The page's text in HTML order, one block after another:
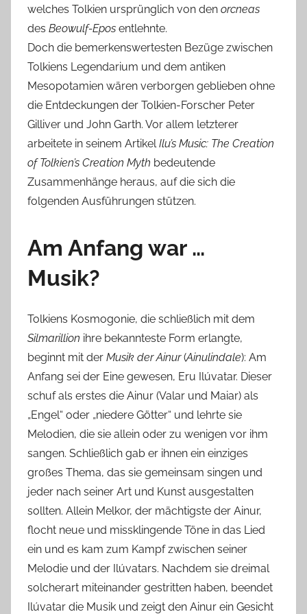
welches Tolkien ursprünglich von den orcneas
des Beowulf-Epos entlehnte.
Doch die bemerkenswertesten Bezüge zwischen
Tolkiens Legendarium und dem antiken
Mesopotamien wären verborgen geblieben ohne
die Entdeckungen der Tolkien-Forscher Peter
Gilliver und John Garth. Vor allem letzterer
arbeitete in seinem Artikel Ilu’s Music: The Creation
of Tolkien’s Creation Myth bedeutende
Zusammenhänge heraus, auf die sich die
folgenden Ausführungen stützen.
Am Anfang war …
Musik?
Tolkiens Kosmogonie, die schließlich mit dem
Silmarillion ihre bekannteste Form erlangte,
beginnt mit der Musik der Ainur(Ainulindale): Am
Anfang sei der Eine gewesen, Eru Ilúvatar. Dieser
schuf als erstes die Ainur (Valar und Maiar) als
„Engel“ oder „niedere Götter“ und lehrte sie
Melodien, die sie allein oder zu wenigen vor ihm
sangen. Schließlich gab er ihnen ein einziges
großes Thema, das sie gemeinsam singen und
jeder nach seiner Art und Kunst ausgestalten
sollten. Allein Melkor, der mächtigste der Ainur,
flocht neue und missklingende Töne in das Lied
ein und es kam zum Kampf zwischen seiner
Melodie und der Ilúvatars. Nachdem sie dreimal
solcherart miteinander gestritten haben, beendet
Ilúvatar die Musik und zeigt den Ainur ein Gesicht